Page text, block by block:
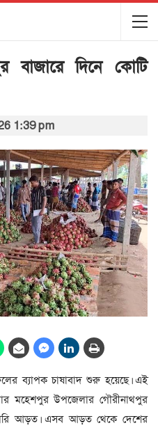
বাজারে দিনে কোটি
1:39 pm
ব্যাপক চাষাবাদ শুরু হয়েছে। এই
মহেশপুর উপজেলার গৌরীনাথপুর
আড়ত। এসব আড়ত থেকে দেশের